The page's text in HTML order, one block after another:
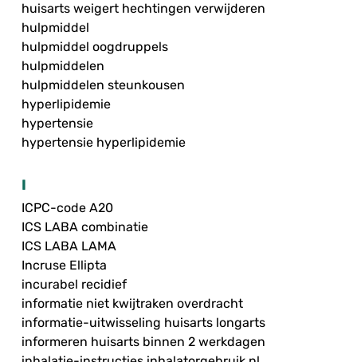
huisarts weigert hechtingen verwijderen
hulpmiddel
hulpmiddel oogdruppels
hulpmiddelen
hulpmiddelen steunkousen
hyperlipidemie
hypertensie
hypertensie hyperlipidemie
I
ICPC-code A20
ICS LABA combinatie
ICS LABA LAMA
Incruse Ellipta
incurabel recidief
informatie niet kwijtraken overdracht
informatie-uitwisseling huisarts longarts
informeren huisarts binnen 2 werkdagen